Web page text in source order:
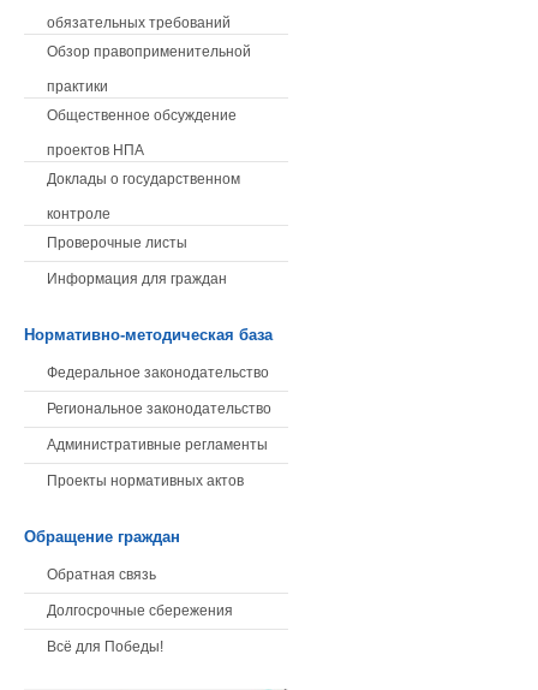
обязательных требований
Обзор правоприменительной
практики
Общественное обсуждение
проектов НПА
Доклады о государственном
контроле
Проверочные листы
Информация для граждан
Нормативно-методическая база
Федеральное законодательство
Региональное законодательство
Административные регламенты
Проекты нормативных актов
Обращение граждан
Обратная связь
Долгосрочные сбережения
Всё для Победы!